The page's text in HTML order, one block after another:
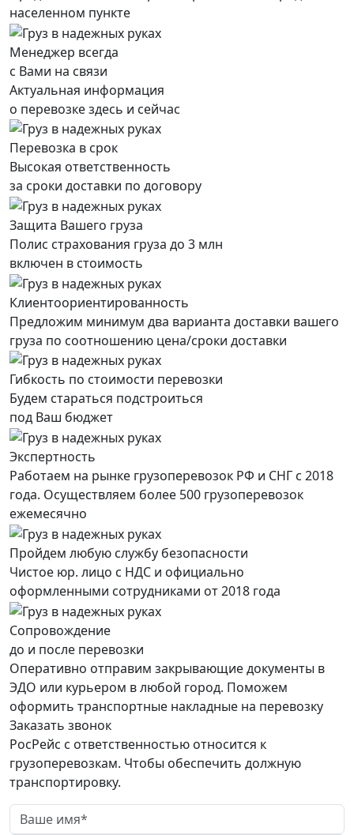
населенном пункте
Менеджер всегда
с Вами на связи
Актуальная информация
о перевозке здесь и сейчас
Перевозка в срок
Высокая ответственность
за сроки доставки по договору
Защита Вашего груза
Полис страхования груза до 3 млн
включен в стоимость
Клиентоориентированность
Предложим минимум два варианта доставки вашего
груза по соотношению цена/сроки доставки
Гибкость по стоимости перевозки
Будем стараться подстроиться
под Ваш бюджет
Экспертность
Работаем на рынке грузоперевозок РФ и СНГ с 2018
года. Осуществляем более 500 грузоперевозок
ежемесячно
Пройдем любую службу безопасности
Чистое юр. лицо с НДС и официально
оформленными сотрудниками от 2018 года
Сопровождение
до и после перевозки
Оперативно отправим закрывающие документы в
ЭДО или курьером в любой город. Поможем
оформить транспортные накладные на перевозку
Заказать звонок
РосРейс с ответственностью относится к
грузоперевозкам. Чтобы обеспечить должную
транспортировку.